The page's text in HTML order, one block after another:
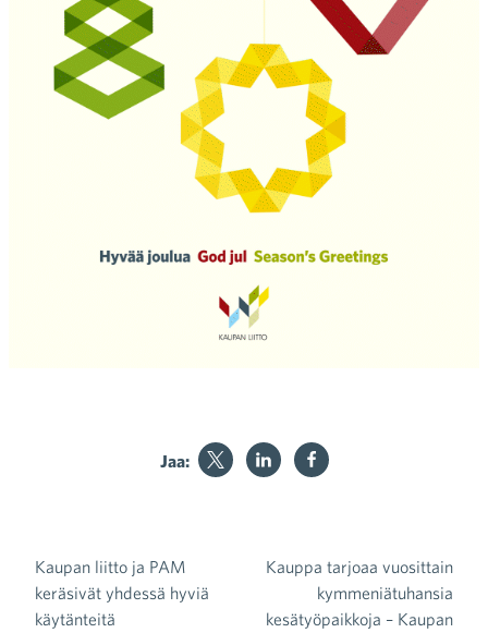
Jaa:
Artikkelien selaus
Kaupan liitto ja PAM
keräsivät yhdessä hyviä
käytänteitä
Kauppa tarjoaa vuosittain
kymmeniätuhansia
kesätyöpaikkoja – Kaupan